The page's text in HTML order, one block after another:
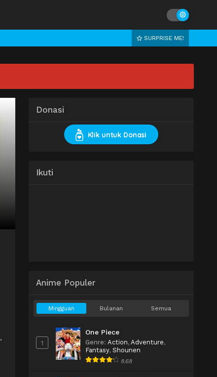
SURPRISE ME!
,
Donasi
Klik untuk Donasi
Ikuti
Anime Populer
Mingguan Bulanan Semua
1
One Piece
Genre: Action, Adventure,
Fantasy, Shounen
8.68